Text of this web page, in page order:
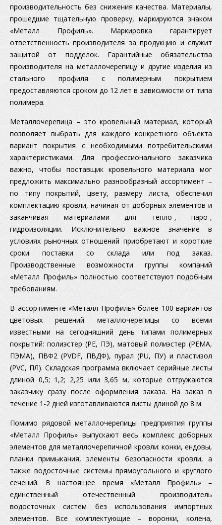
производительность без снижения качества. Материалы,
прошедшие тщательную проверку, маркируются знаком
«Металл Профиль». Маркировка гарантирует
ответственность производителя за продукцию и служит
защитой от подделок. Гарантийные обязательства
производителя на металлочерепицу и другие изделия из
стального профиля с полимерным покрытием
предоставляются сроком до 12 лет в зависимости от типа
полимера.
Металлочерепица – это кровельный материал, который
позволяет выбрать для каждого конкретного объекта
вариант покрытия с необходимыми потребительскими
характеристиками. Для профессионального заказчика
важно, чтобы поставщик кровельного материала мог
предложить максимально разнообразный ассортимент –
по типу покрытий, цвету, размеру листа, обеспечил
комплектацию кровли, начиная от доборных элементов и
заканчивая материалами для тепло-, паро-,
гидроизоляции. Исключительно важное значение в
условиях рыночных отношений приобретают и короткие
сроки поставки со склада или под заказ.
Производственные возможности группы компаний
«Металл Профиль» полностью соответствуют подобным
требованиям.
В ассортименте «Металл Профиль» более 100 вариантов
цветовых решений металлочерепицы со всеми
известными на сегодняшний день типами полимерных
покрытий: полиэстер (PE, ПЭ), матовый полиэстер (PEMA,
ПЭМА), ПВФ2 (PVDF, ПВДФ), пурал (PU, ПУ) и пластизол
(PVC, ПЛ). Складская программа включает серийные листы
длиной 0,5; 1,2; 2,25 или 3,65 м, которые отгружаются
заказчику сразу после оформления заказа. На заказ в
течение 1-2 дней изготавливаются листы длиной до 8 м.
Помимо рядовой металлочерепицы предприятия группы
«Металл Профиль» выпускают весь комплекс доборных
элементов для металлочерепичной кровли: конки, ендовы,
планки примыкания, элементы безопасности кровли, а
также водосточные системы прямоугольного и круглого
сечений. В настоящее время «Металл Профиль» –
единственный отечественный производитель
водосточных систем без использования импортных
элементов. Все комплектующие – воронки, колена,